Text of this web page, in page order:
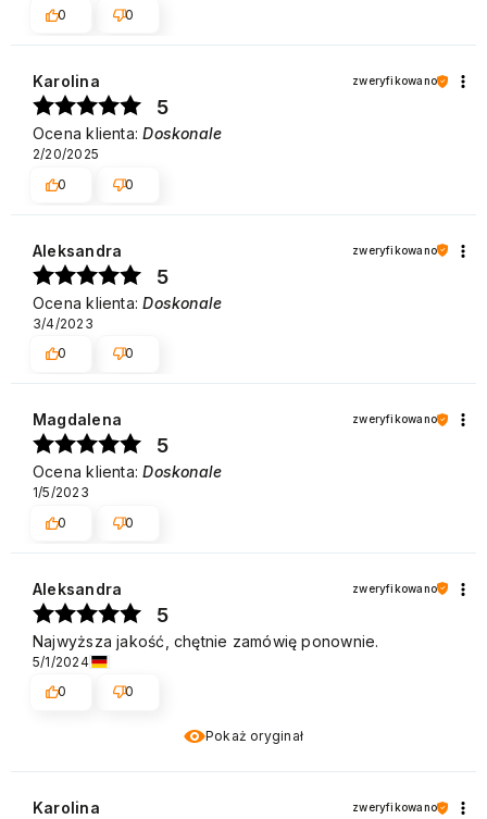
0 0
Karolina zweryfikowano
5
Ocena klienta:Doskonale
2/20/2025
0
0
Aleksandra zweryfikowano
5
Ocena klienta:Doskonale
3/4/2023
0
0
Magdalena zweryfikowano
5
Ocena klienta:Doskonale
1/5/2023
0
0
Pokaż oryginał
Aleksandra zweryfikowano
5
Najwyższa jakość, chętnie zamówię ponownie.
5/1/2024
0
0
Karolina zweryfikowano